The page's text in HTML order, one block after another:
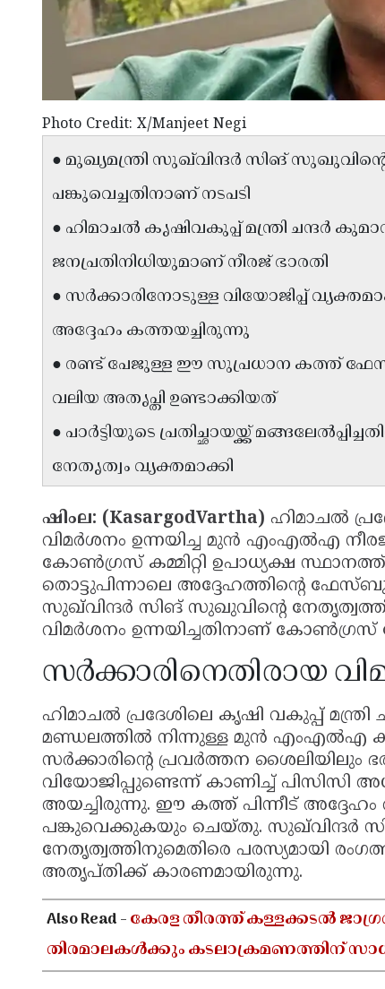
Photo Credit: X/Manjeet Negi
● മുഖ്യമന്ത്രി സുഖ്‌വിന്ദർ സിങ്
പങ്കുവെച്ചതിനാണ് നടപടി
● ഹിമാചൽ കൃഷിവകുപ്പ് മന്ത്രി ചന്ദർ
ജനപ്രതിനിധിയുമാണ് നീരജ് ഭാരതി
● സർക്കാരിനോടുള്ള വിയോജിപ്പ്
അദ്ദേഹം കത്തയച്ചിരുന്നു
● രണ്ട് പേജുള്ള ഈ സുപ്രധാന കത്ത്
വലിയ അതൃപ്തി ഉണ്ടാക്കിയത്
● പാർട്ടിയുടെ പ്രതിച്ഛായയ്ക്ക്
നേതൃത്വം വ്യക്തമാക്കി
ഷിംല: (KasargodVartha) ഹിമാചൽ
വിമർശനം ഉന്നയിച്ച മുൻ എംഎൽഎ
കോൺഗ്രസ് കമ്മിറ്റി ഉപാധ്യക്ഷ
തൊട്ടുപിന്നാലെ അദ്ദേഹത്തിന്റെ
സുഖ്‌വിന്ദർ സിങ് സുഖുവിന്റെ
വിമർശനം ഉന്നയിച്ചതിനാണ് കോൺഗ്രസ്
സർക്കാരിനെതിരായ
ഹിമാചൽ പ്രദേശിലെ കൃഷി വകുപ്പ് മന്ത്രി
മണ്ഡലത്തിൽ നിന്നുള്ള മുൻ എംഎൽഎ
സർക്കാരിന്റെ പ്രവർത്തന ശൈലിയിലും
വിയോജിപ്പുണ്ടെന്ന് കാണിച്ച് പിസിസി
അയച്ചിരുന്നു. ഈ കത്ത് പിന്നീട്
പങ്കുവെക്കുകയും ചെയ്തു. സുഖ്‌വിന്ദർ
നേതൃത്വത്തിനുമെതിരെ പരസ്യമായി
അതൃപ്തിക്ക് കാരണമായിരുന്നു.
Also Read -കേരള തീരത്ത് കള്ളക്കടൽ
തിരമാലകൾക്കും കടലാക്രമണത്തിന്